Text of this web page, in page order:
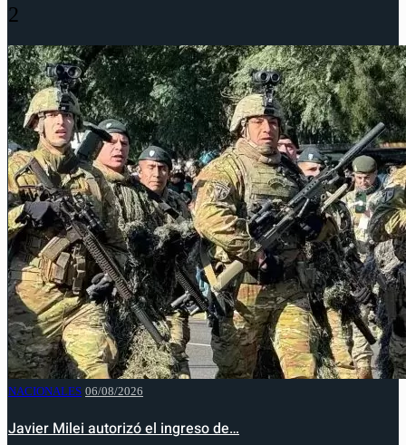
2
NACIONALES 06/08/2026
Javier Milei autorizó el ingreso de…